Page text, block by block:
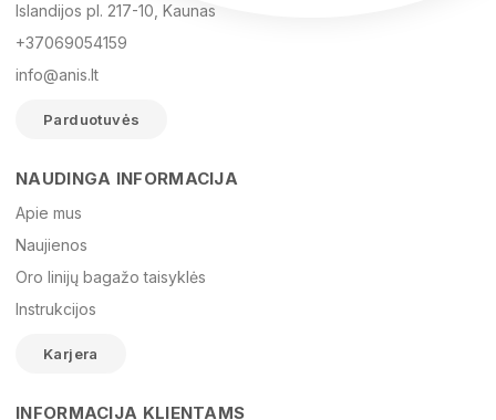
El. paštas
Žinutė
Islandijos pl. 217-10, Kaunas
+37069054159
info@anis.lt
Parduotuvės
NAUDINGA INFORMACIJA
Apie mus
Naujienos
Oro linijų bagažo taisyklės
Instrukcijos
Karjera
INFORMACIJA KLIENTAMS